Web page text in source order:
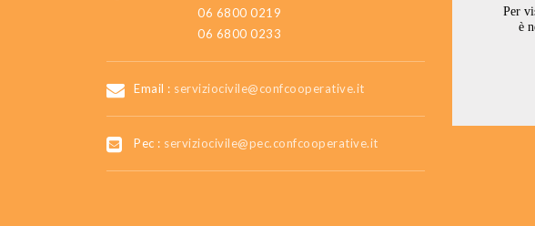
06 6800 0219
06 6800 0233
Email : serviziocivile@confcooperative.it
Pec : serviziocivile@pec.confcooperative.it